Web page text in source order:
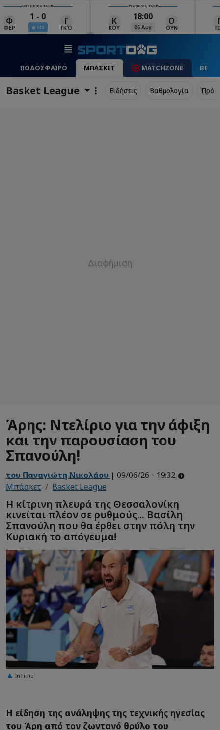
UEFA EUROPA LEAGUE
Κ 18:00
06 Αυγ ΟΥΝ
UEFA EUROPA LEAGUE
ΓΙΑ
19:00
06 Αυγ
Ρ
ΡΈΙ ΜΑΚ
ΠΟΔΟΣΦΑΙΡΟ ΜΠΑΣΚΕΤ MATCHZONE
Basket League Ειδήσεις Βαθμολογία
Άρης: Ντελίριο για την άφιξη
και την παρουσίαση του
Σπανούλη!
του Παναγιώτη Νικολάου | 09/06/26 - 19:32
Μπάσκετ
Basket League
Η κίτρινη πλευρά της Θεσσαλονίκη
κινείται πλέον σε ρυθμούς... Βασίλη
Σπανούλη που θα έρθει στην πόλη την
Κυριακή το απόγευμα!
InTime
Η είδηση της ανάληψης της τεχνικής ηγεσίας
του Άρη από τον ζωντανό θρύλο του